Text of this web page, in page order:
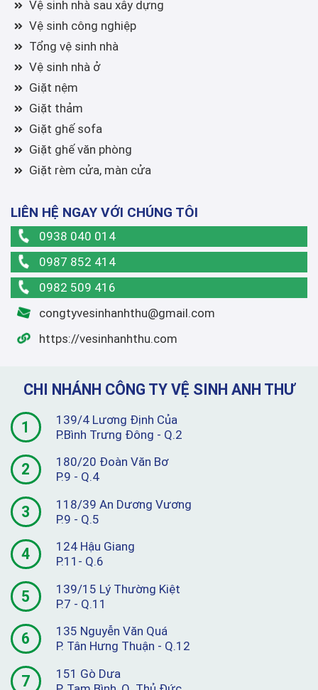
Vệ sinh nhà sau xây dựng
Vệ sinh công nghiệp
Tổng vệ sinh nhà
Vệ sinh nhà ở
Giặt nệm
Giặt thảm
Giặt ghế sofa
Giặt ghế văn phòng
Giặt rèm cửa, màn cửa
LIÊN HỆ NGAY VỚI CHÚNG TÔI
0938 040 014
0987 852 414
0982 509 416
congtyvesinhanhthu@gmail.com
https://vesinhanhthu.com
CHI NHÁNH CÔNG TY VỆ SINH ANH THƯ
1
139/4 Lương Định Của
P.Bình Trưng Đông - Q.2
2
180/20 Đoàn Văn Bơ
P.9 - Q.4
3
118/39 An Dương Vương
P.9 - Q.5
4
124 Hậu Giang
P.11- Q.6
5
139/15 Lý Thường Kiệt
P.7 - Q.11
6
135 Nguyễn Văn Quá
P. Tân Hưng Thuận - Q.12
7
151 Gò Dưa